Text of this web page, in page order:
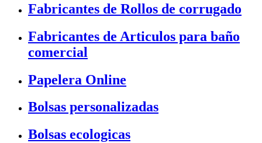
Fabricantes de Rollos de corrugado
Fabricantes de Articulos para baño
comercial
Papelera Online
Bolsas personalizadas
Bolsas ecologicas